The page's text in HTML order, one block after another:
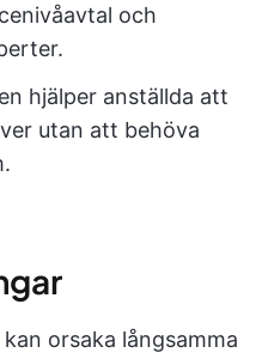
och
hjälper anställda att
utan att behöva
orsaka långsamma